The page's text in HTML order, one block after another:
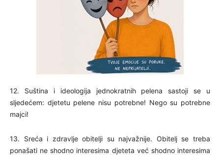
12. Suština i ideologija jednokratnih pelena sastoji se u
sljedećem: djetetu pelene nisu potrebne! Nego su potrebne
majci!
13. Sreća i zdravlje obitelji su najvažnije. Obitelj se treba
ponašati ne shodno interesima djeteta već shodno interesima